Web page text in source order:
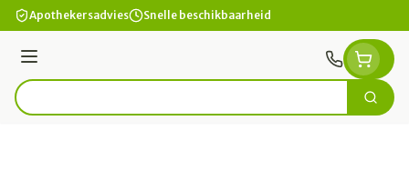
Ga naar de inhoud
Apothekersadvies Snelle beschikbaarheid
Menu
Product, merk, categorie... Zoek